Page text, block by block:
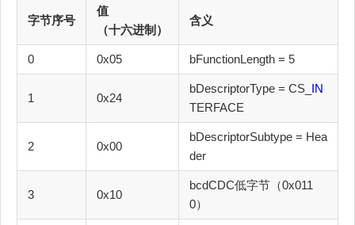
字节序号
值
（十六进制）
含义
0 0x05 bFunctionLength = 5
1 0x24
bDescriptorType = CS_ IN
TERFACE
2 0x00
bDescriptorSubtype = Hea
der
3 0x10
bcdCDC低字节（0x011
0）